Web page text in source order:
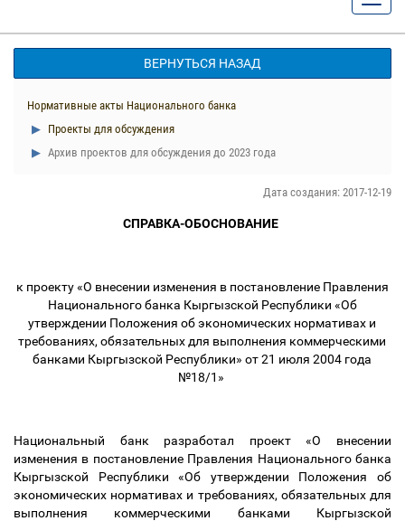
ВЕРНУТЬСЯ НАЗАД
Нормативные акты Национального банка
Проекты для обсуждения
Архив проектов для обсуждения до 2023 года
Дата создания: 2017-12-19
СПРАВКА-ОБОСНОВАНИЕ
к проекту «О внесении изменения в постановление Правления
Национального банка Кыргызской Республики «Об
утверждении Положения об экономических нормативах и
требованиях, обязательных для выполнения коммерческими
банками Кыргызской Республики» от 21 июля 2004 года
№18/1»
Национальный банк разработал проект «О внесении
изменения в постановление Правления Национального банка
Кыргызской Республики «Об утверждении Положения об
экономических нормативах и требованиях, обязательных для
выполнения коммерческими банками Кыргызской